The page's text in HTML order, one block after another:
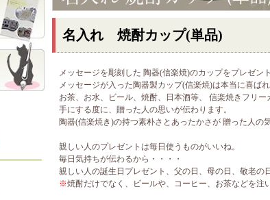
名入れ 焼酎カップ(単品)
メッセージを彫刻した 陶器(信楽焼)のカップをプレゼン
メッセージが入った陶器製カップ(信楽焼)は本当に喜ばれ
お茶、お水、ビール、焼酎、日本酒等、 信楽焼きフリ
手にする度に、贈った人の思いが伝わります。
陶器(信楽焼き)の持つ素朴さとあったかさが 贈った人の
親しい人のプレゼントは毎日使うものがいいね。
毎日気持ちが伝わるから・・・・
親しい人の誕生日プレゼント、父の日、母の日、敬老の
※焼酎だけでなく、ビールや、コーヒー、お茶などを注